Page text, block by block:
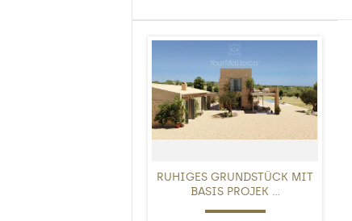
RUHIGES GRUNDSTÜCK MIT
BASIS PROJEK ...